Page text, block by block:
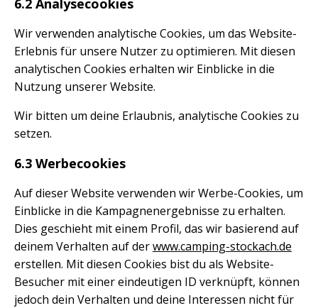
6.2 Analysecookies
Wir verwenden analytische Cookies, um das Website-
Erlebnis für unsere Nutzer zu optimieren. Mit diesen
analytischen Cookies erhalten wir Einblicke in die
Nutzung unserer Website.
Wir bitten um deine Erlaubnis, analytische Cookies zu
setzen.
6.3 Werbecookies
Auf dieser Website verwenden wir Werbe-Cookies, um
Einblicke in die Kampagnenergebnisse zu erhalten.
Dies geschieht mit einem Profil, das wir basierend auf
deinem Verhalten auf derwww.camping-stockach.de
erstellen. Mit diesen Cookies bist du als Website-
Besucher mit einer eindeutigen ID verknüpft, können
jedoch dein Verhalten und deine Interessen nicht für